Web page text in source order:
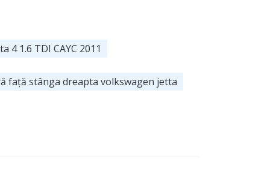
1.6 TDI CAYC 2011
față stânga dreapta volkswagen jetta